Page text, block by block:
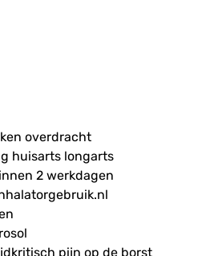
overdracht
huisarts longarts
2 werkdagen
pijn op de borst